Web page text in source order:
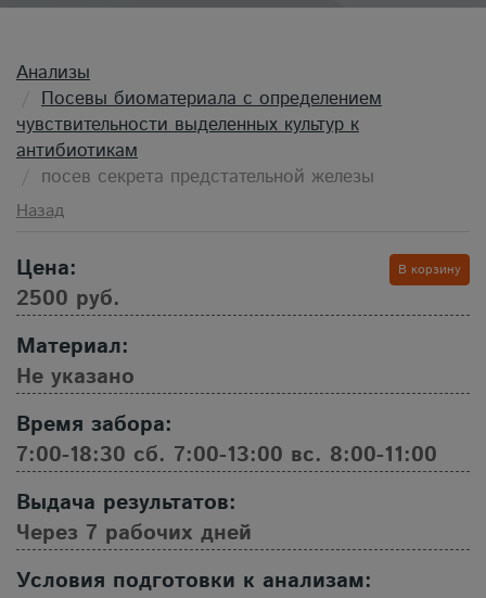
Анализы
Посевы биоматериала с определением
чувствительности выделенных культур к
антибиотикам
посев секрета предстательной железы
Назад
В корзину
Цена:
2500 руб.
Материал:
Не указано
Время забора:
7:00-18:30 сб. 7:00-13:00 вс. 8:00-11:00
Выдача результатов:
Через 7 рабочих дней
Условия подготовки к анализам: